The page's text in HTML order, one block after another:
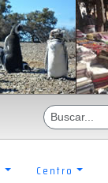
Centro